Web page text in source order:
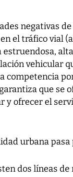
negativas
el tráfico vial
estruendosa,
vehicular
competencia
que se
y ofrecer el
urbana pasa
dos líneas